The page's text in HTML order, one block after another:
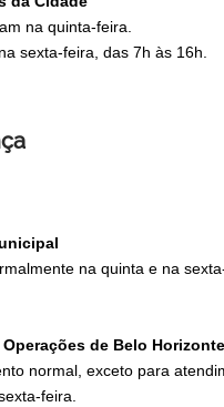
na quinta-feira.
sexta-feira, das 7h às 16h.
na quinta e na
de Belo Horizonte
normal, exceto para
feira.